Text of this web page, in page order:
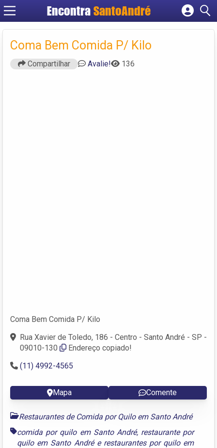
Encontra SantoAndré
Cadastrar empresa
Criar conta
Coma Bem Comida P/ Kilo
Compartilhar Avalie! 136
Coma Bem Comida P/ Kilo
Rua Xavier de Toledo, 186 - Centro - Santo André - SP -
09010-130
Endereço copiado!
(11) 4992-4565
Mapa Comente
Restaurantes de Comida por Quilo em Santo André
comida por quilo em Santo André, restaurante por
quilo em Santo Andrée restaurantes por quilo em